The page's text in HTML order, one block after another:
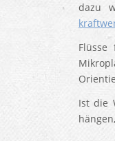
dazu
Ist die